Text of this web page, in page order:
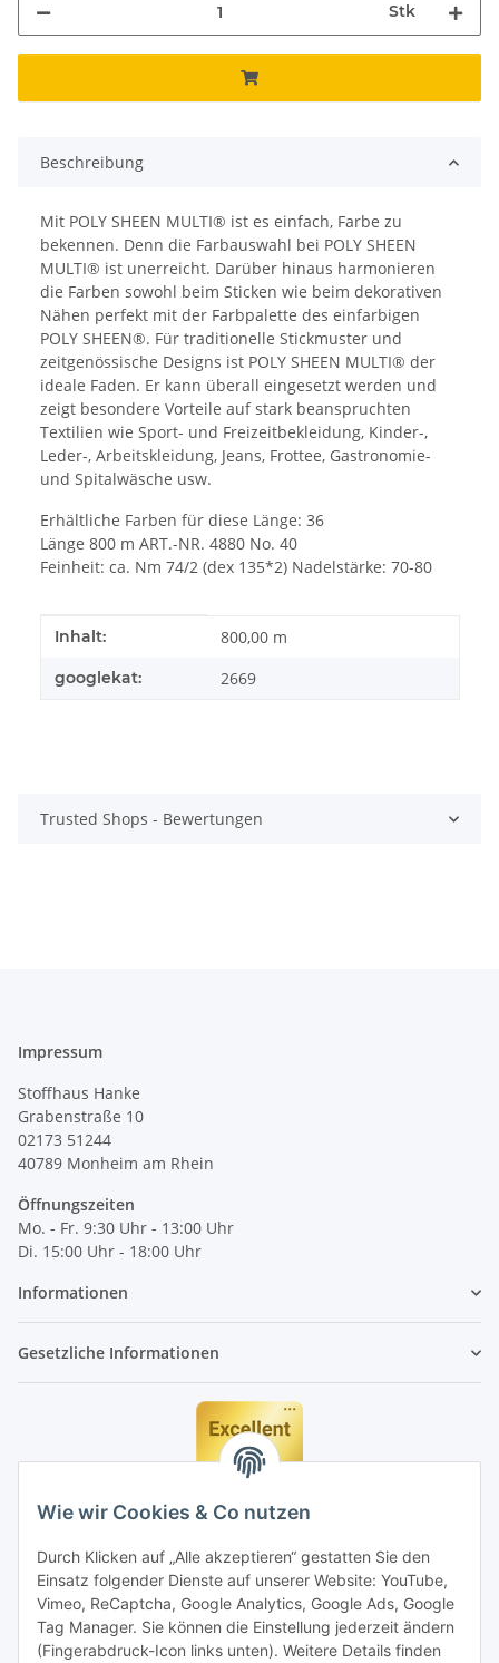
Wie wir Cookies & Co nutzen
Durch Klicken auf „Alle akzeptieren“ gestatten Sie den
Einsatz folgender Dienste auf unserer Website: YouTube,
Vimeo, ReCaptcha, Google Analytics, Google Ads, Google
Tag Manager. Sie können die Einstellung jederzeit ändern
(Fingerabdruck-Icon links unten). Weitere Details finden
Stk
Beschreibung
Mit POLY SHEEN MULTI® ist es einfach, Farbe zu
bekennen. Denn die Farbauswahl bei POLY SHEEN
MULTI® ist unerreicht. Darüber hinaus harmonieren
die Farben sowohl beim Sticken wie beim dekorativen
Nähen perfekt mit der Farbpalette des einfarbigen
POLY SHEEN®. Für traditionelle Stickmuster und
zeitgenössische Designs ist POLY SHEEN MULTI® der
ideale Faden. Er kann überall eingesetzt werden und
zeigt besondere Vorteile auf stark beanspruchten
Textilien wie Sport- und Freizeitbekleidung, Kinder-,
Leder-, Arbeitskleidung, Jeans, Frottee, Gastronomie-
und Spitalwäsche usw.
Erhältliche Farben für diese Länge: 36
Länge 800 m ART.-NR. 4880 No. 40
Feinheit: ca. Nm 74/2 (dex 135*2) Nadelstärke: 70-80
Produkteigenschaft
Wert
Inhalt: 800,00 m
googlekat: 2669
Trusted Shops - Bewertungen
Impressum
Stoffhaus Hanke
Grabenstraße 10
02173 51244
40789 Monheim am Rhein
Öffnungszeiten
Mo. - Fr. 9:30 Uhr - 13:00 Uhr
Di. 15:00 Uhr - 18:00 Uhr
Informationen
Gesetzliche Informationen